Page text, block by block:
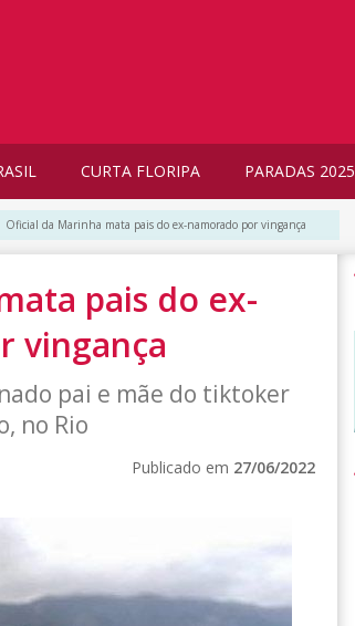
CURTA FLORIPA PARADAS 2025
Oficial da Marinha mata pais do ex-namorado por vingança
pais do ex-
vingança
pai e mãe do tiktoker
no Rio
Publicado em 27/06/2022